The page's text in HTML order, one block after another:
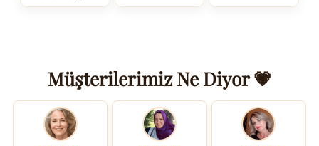
Müşterilerimiz Ne Diyor 💗